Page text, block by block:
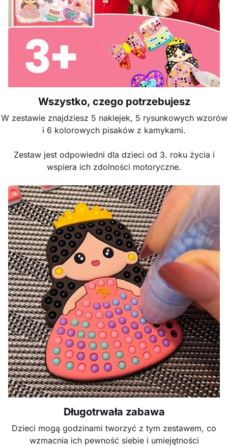
Wszystko, czego potrzebujesz
W zestawie znajdziesz 5 naklejek, 5 rysunkowych wzorów
i 6 kolorowych pisaków z kamykami.
Zestaw jest odpowiedni dla dzieci od 3. roku życia i
wspiera ich zdolności motoryczne.
Długotrwała zabawa
Dzieci mogą godzinami tworzyć z tym zestawem, co
wzmacnia ich pewność siebie i umiejętności